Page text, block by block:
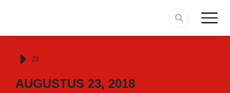
Je bent hier:
23
AUGUSTUS 23, 2018